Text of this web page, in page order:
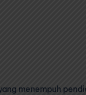
menempuh